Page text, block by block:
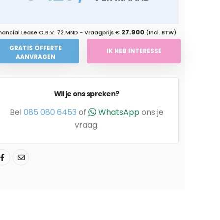
Lease O.B.V. 72 MND - Vraagprijs € 27.900 (Incl. BTW)
GRATIS OFFERTE
AANVRAGEN
IK HEB INTERESSE
Wil je ons spreken?
Bel 085 080 6453 of WhatsAppons je
vraag.